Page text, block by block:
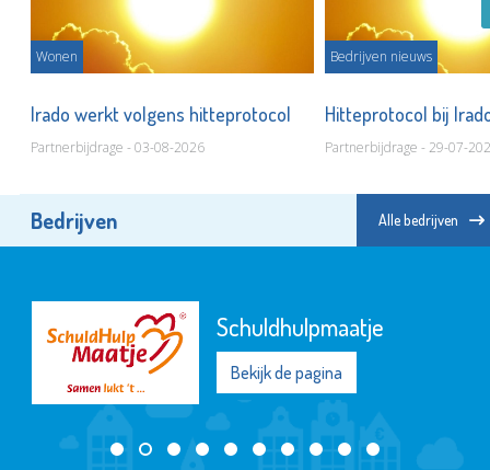
Wonen
Irado werkt volgens hitteprotocol
Partnerbijdrage - 03-08-2026
Bedrijven nieuws
Hitteprotocol bij
Partnerbijdrage - 29-07-
Bedrijven Alle bedrijven
Schuldhulpmaatje
Bekijk de pagina